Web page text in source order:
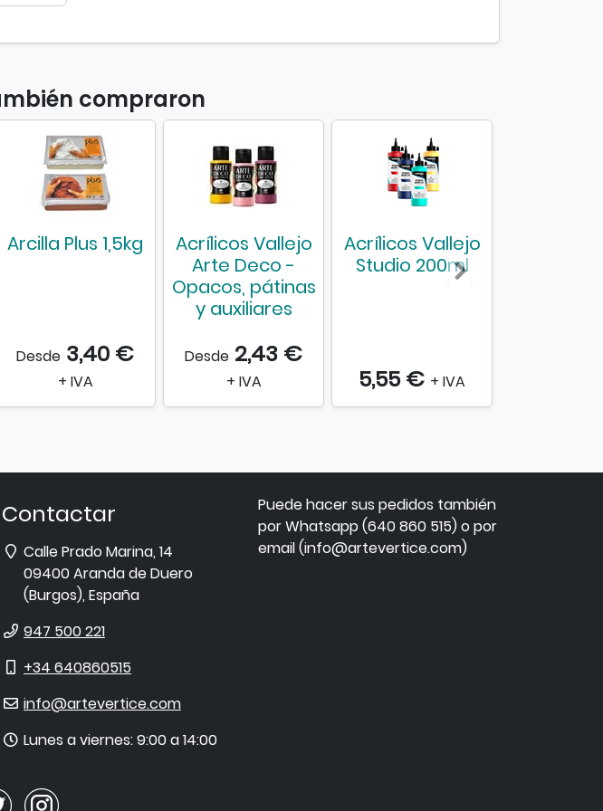
l
s
k
g
compraron
Arcilla Plus 1,5kg
Desde 3,40 €
+ IVA
Acrílicos Vallejo
Arte Deco -
Opacos, pátinas
y auxiliares
Desde 2,43 €
+ IVA
Acrílicos Vallejo
Studio 200ml
5,55 € + IVA
Contactar
Dirección
Calle Prado Marina, 14
09400Aranda de Duero
(Burgos), España
Teléfono
947 500 221
Móvil
+34 640860515
E-
info@artevertice.com
Horario
Lunes a viernes: 9:00 a 14:00
Puede hacer sus pedidos también
por Whatsapp (640 860 515) o por
email (info@artevertice.com)